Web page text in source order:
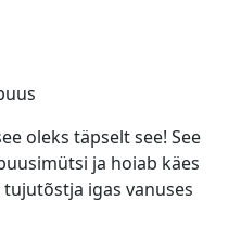
oleks täpselt see! See
ja hoiab käes
igas vanuses